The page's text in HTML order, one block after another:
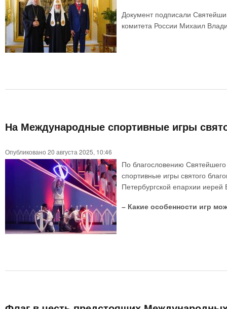
Документ подписали
комитета России Михаил
На Международные спортивные игры
Опубликовано 20 августа 2025, 10:46
По благословению
спортивные игры святого
Петербургской епархии иерей
– Какие особенности игр